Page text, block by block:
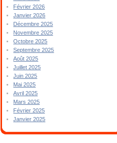
Février 2026
Janvier 2026
Décembre 2025
Novembre 2025
Octobre 2025
Septembre 2025
Août 2025
Juillet 2025
Juin 2025
Mai 2025
Avril 2025
Mars 2025
Février 2025
Janvier 2025